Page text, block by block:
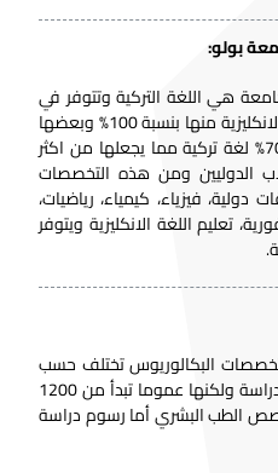
بولو:
هي اللغة التركية وتتوفر في
الجامعة بعض التخصصات باللغة الانكليزية منها بنسبة 100% وبعضها
الآخر بنسبة 30% لغة انكليزية و 70% لغة تركية مما يجعلها من اكثر
الدوليين ومن هذه التخصصات
دولية، فيزياء، كيمياء، رياضيات،
تعليم اللغة الانكليزية ويتوفر
البكالوريوس تختلف حسب
التخصص المطلوب وحسب لغة الدراسة ولكنها عموما تبدأ من 1200
12000 دولار لتخصص الطب البشري أما رسوم دراسة